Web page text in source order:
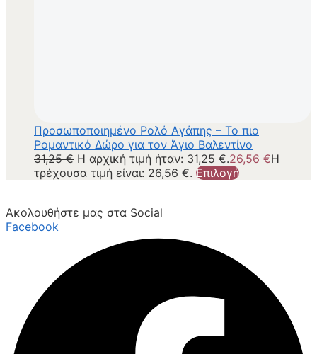
Προσωποποιημένο Ρολό Αγάπης – Το πιο
Ρομαντικό Δώρο για τον Άγιο Βαλεντίνο
31,25€ Η αρχική τιμή ήταν: 31,25 €.26,56 €Η
τρέχουσα τιμή είναι: 26,56 €. Επιλογή
Ακολουθήστε μας στα Social
Facebook